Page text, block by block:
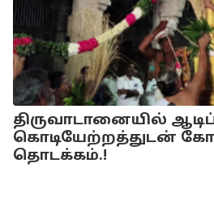
திருவாடானையில் ஆடிப்
கொடியேற்றத்துடன்
தொடக்கம்.!